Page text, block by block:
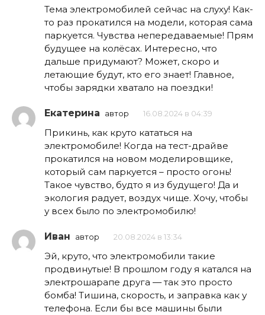
Тема электромобилей сейчас на слуху! Как-
то раз прокатился на модели, которая сама
паркуется. Чувства непередаваемые! Прям
будущее на колёсах. Интересно, что
дальше придумают? Может, скоро и
летающие будут, кто его знает! Главное,
чтобы зарядки хватало на поездки!
Екатерина автор 16.08.2024 в 04:39
Прикинь, как круто кататься на
электромобиле! Когда на тест-драйве
прокатился на новом моделировщике,
который сам паркуется – просто огонь!
Такое чувство, будто я из будущего! Да и
экология радует, воздух чище. Хочу, чтобы
у всех было по электромобилю!
Иван автор 20.08.2024 в 13:34
Эй, круто, что электромобили такие
продвинутые! В прошлом году я катался на
электрошарапе друга — так это просто
бомба! Тишина, скорость, и заправка как у
телефона. Если бы все машины были